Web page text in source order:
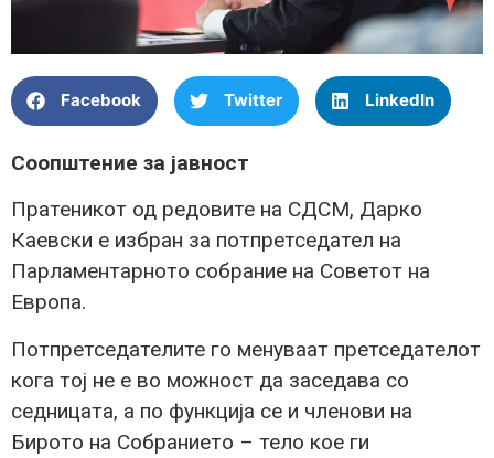
Facebook Twitter LinkedIn
Соопштение за јавност
Пратеникот од редовите на СДСМ, Дарко
Каевски е избран за потпретседател на
Парламентарното собрание на Советот на
Европа.
Потпретседателите го менуваат претседателот
кога тој не е во можност да заседава со
седницата, а по функција се и членови на
Бирото на Собранието – тело кое ги